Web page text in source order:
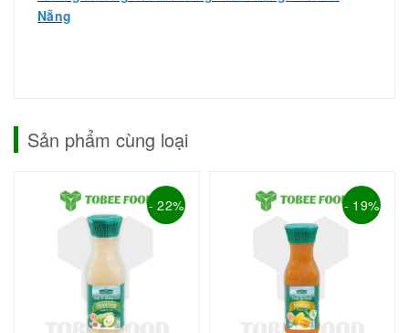
Nẵng
Sản phẩm cùng loại
- 22% - 19%